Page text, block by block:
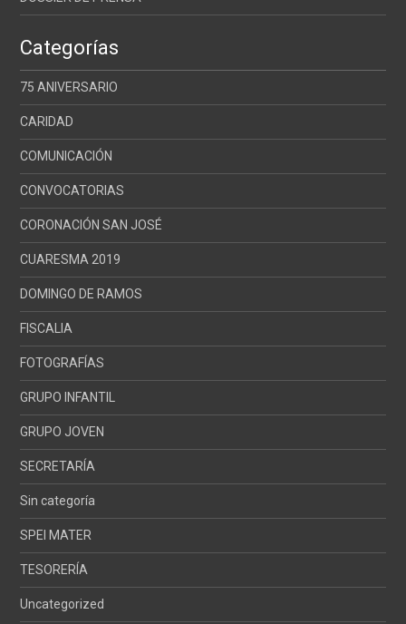
Categorías
75 ANIVERSARIO
CARIDAD
COMUNICACIÓN
CONVOCATORIAS
CORONACIÓN SAN JOSÉ
CUARESMA 2019
DOMINGO DE RAMOS
FISCALIA
FOTOGRAFÍAS
GRUPO INFANTIL
GRUPO JOVEN
SECRETARÍA
Sin categoría
SPEI MATER
TESORERÍA
Uncategorized